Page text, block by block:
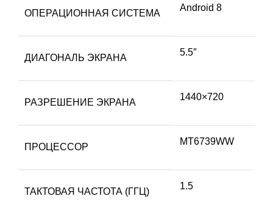
ОПЕРАЦИОННАЯ СИСТЕМА
Android 8
ДИАГОНАЛЬ ЭКРАНА
5.5″
РАЗРЕШЕНИЕ ЭКРАНА
1440×720
ПРОЦЕССОР
MT6739WW
ТАКТОВАЯ ЧАСТОТА (ГГЦ)
1.5